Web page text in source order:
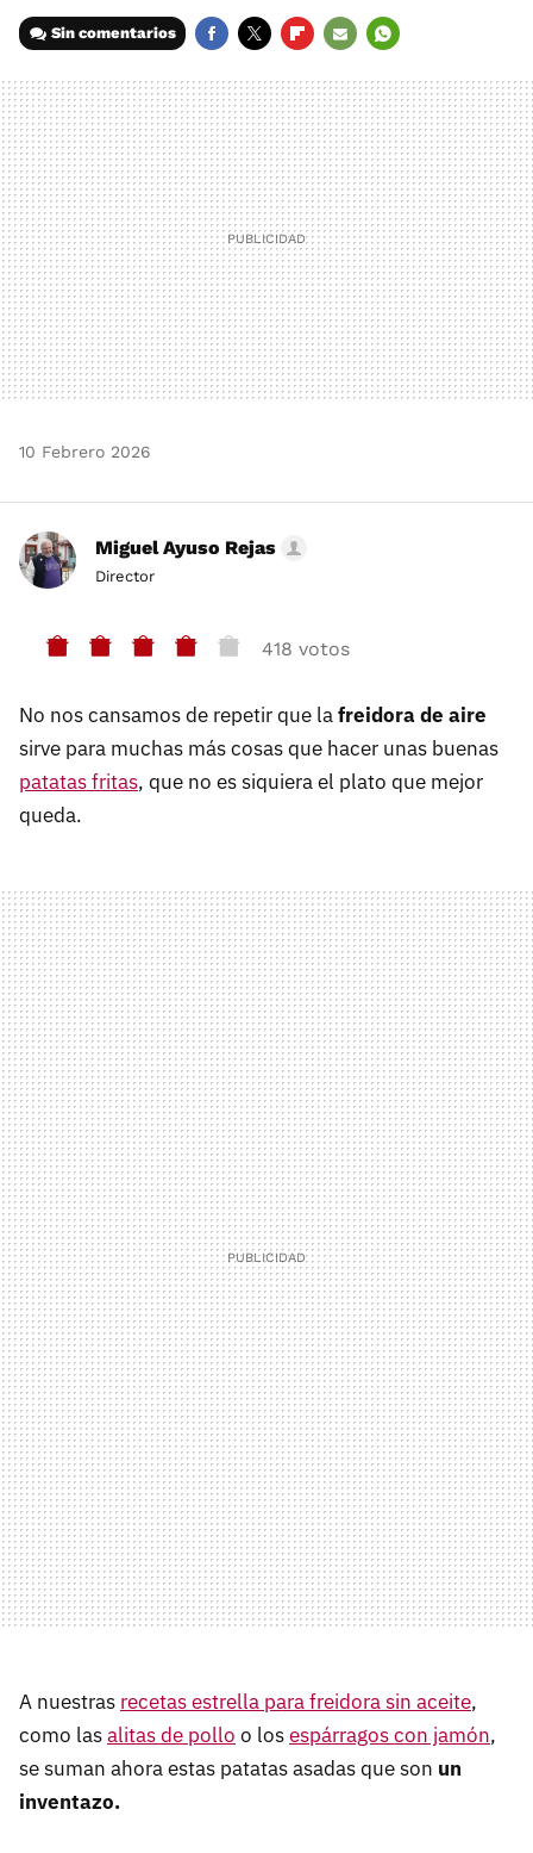
Sin comentarios
MAIL
10 Febrero 2026
Miguel Ayuso Rejas
Director
418 votos
No nos cansamos de repetir que lafreidora de aire
sirve para muchas más cosas que hacer unas buenas
patatas fritas, que no es siquiera el plato que mejor
queda.
A nuestras recetas estrella para freidora sin aceite,
como lasalitas de pollo o losespárragos con jamón,
se suman ahora estas patatas asadas que son un
inventazo.